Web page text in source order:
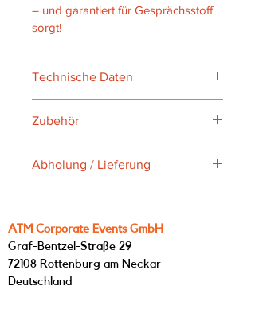
– und garantiert für Gesprächsstoff
sorgt!
Technische Daten
Strombedarf: 2 x 230V
Zubehör
Motor, Gebläse, Absperrung für
Abholung / Lieferung
Lieferung: auf Anfrage
ATM Corporate Events GmbH
Graf-Bentzel-Straße 29
72108 Rottenburg am Neckar
Deutschland